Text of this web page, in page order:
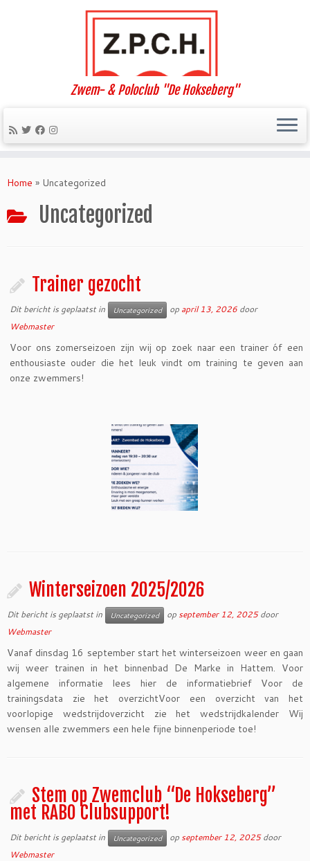
naar
Zwem- & Poloclub "De Hokseberg"
Home » Uncategorized
Uncategorized
Trainer gezocht
Dit bericht is geplaatst in Uncategorized op april 13, 2026 door
Webmaster
Voor ons zomerseizoen zijn wij op zoek naar een trainer óf een
enthousiaste ouder die het leuk vindt om training te geven aan
onze zwemmers!
Winterseizoen 2025/2026
Dit bericht is geplaatst in Uncategorized op september 12, 2025 door
Webmaster
Vanaf dinsdag 16 september start het winterseizoen weer en gaan
wij weer trainen in het binnenbad De Marke in Hattem. Voor
algemene informatie lees hier de informatiebrief Voor de
trainingsdata zie het overzichtVoor een overzicht van het
voorlopige wedstrijdoverzicht zie het wedstrijdkalender Wij
wensen alle zwemmers een hele fijne binnenperiode toe!
Stem op Zwemclub “De Hokseberg”
met RABO Clubsupport!
Dit bericht is geplaatst in Uncategorized op september 12, 2025 door
Webmaster